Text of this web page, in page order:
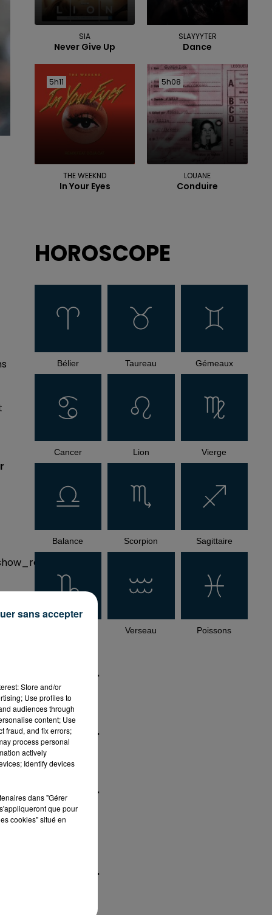
SIA
Never Give Up
SLAYYYTER
Dance
5h11
5h11
THE WEEKND
In Your Eyes
5h08
5h08
LOUANE
Conduire
HOROSCOPE
Bélier Taureau Gémeaux
Cancer Lion Vierge
Balance Scorpion Sagittaire
Verseau Poissons
Store and/or
Use profiles to
audiences through
content; Use
fraud, and fix errors;
process personal
actively
Identify devices
dans "Gérer
que pour
cookies" situé en
sans accepter